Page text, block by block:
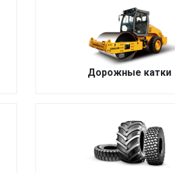
Дорожные катки